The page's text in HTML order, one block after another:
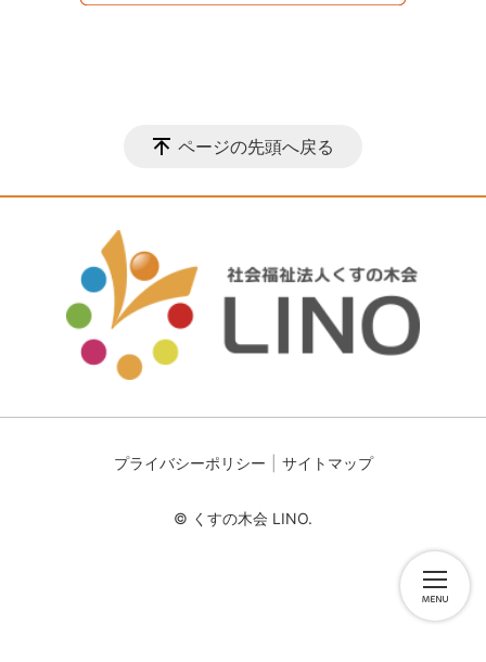
ページの先頭へ戻る
プライバシーポリシー サイトマップ
© くすの木会 LINO.